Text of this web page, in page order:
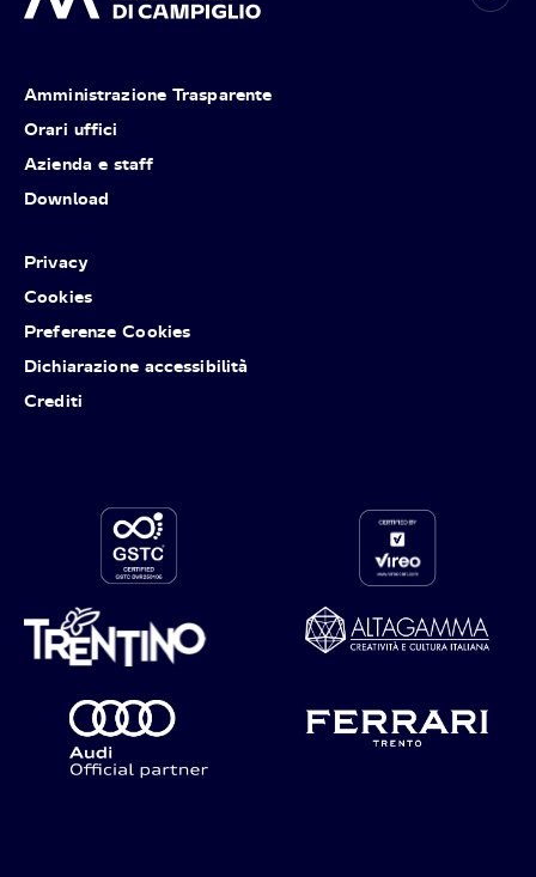
Amministrazione Trasparente
Orari uffici
Azienda e staff
Download
Privacy
Cookies
Preferenze Cookies
Dichiarazione accessibilità
Crediti